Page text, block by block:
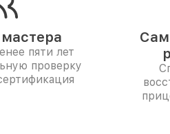
пяти лет
проверку